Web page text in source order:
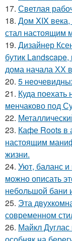
17. Светлая
18. Дом XIX века,
стал настоящим
19. Дизайнер
бутик
дома начала ХХ
20. 5
21. Куда поехать
менчаково под
22.
23. Кафе Roots в
настоящим
жизни.
24. Уют, баланс
можно описать
небольшой бани
25. Эта
современном
26. Майкл Дуглас